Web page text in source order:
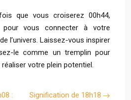
que vous croiserez 00h44,
vous connecter à votre
l’univers. Laissez-vous inspirer
le comme un tremplin pour
votre plein potentiel.
:
Signification de 18h18